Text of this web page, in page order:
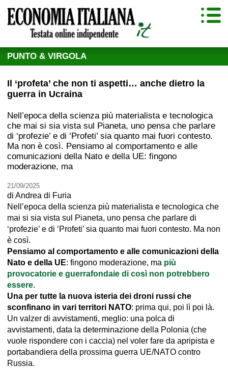
PUNTO & VIRGOLA
Il ‘profeta’ che non ti aspetti… anche dietro la
guerra in Ucraina
Nell’epoca della scienza più materialista e tecnologica
che mai si sia vista sul Pianeta, uno pensa che parlare
di ‘profezie’ e di ‘Profeti’ sia quanto mai fuori contesto.
Ma non è così. Pensiamo al comportamento e alle
comunicazioni della Nato e della UE: fingono
moderazione, ma
21/09/2025
di Andrea di Furia
Nell’epoca della scienza più materialista e tecnologica che
mai si sia vista sul Pianeta, uno pensa che parlare di
‘profezie’ e di ‘Profeti’ sia quanto mai fuori contesto. Ma non
è così.
Pensiamo al comportamento e alle comunicazioni della
Nato e della UE: fingono moderazione, ma più
provocatorie e guerrafondaie di così non potrebbero
essere.
Una per tutte la nuova isteria dei droni russi che
sconfinano in vari territori NATO: prima qui, poi lì poi là.
Un valzer di avvistamenti, meglio: una polca di
avvistamenti, data la determinazione della Polonia (che
vuole rispondere con i caccia) nel voler fare da apripista e
portabandiera della prossima guerra UE/NATO contro
Russia.